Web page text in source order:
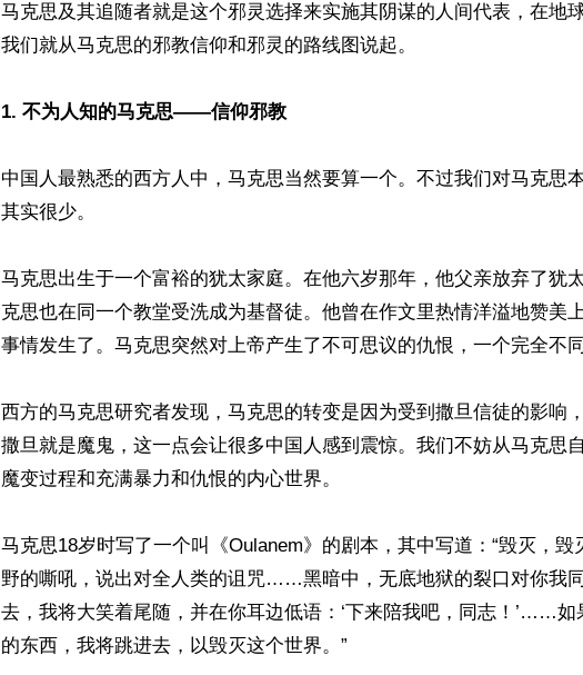
马克思及其追随者就是这个邪灵选择来实施其阴谋的人间代表，在地
我们就从马克思的邪教信仰和邪灵的路线图说起。
1. 不为人知的马克思——信仰邪教
中国人最熟悉的西方人中，马克思当然要算一个。不过我们对马克思
其实很少。
马克思出生于一个富裕的犹太家庭。在他六岁那年，他父亲放弃了犹
克思也在同一个教堂受洗成为基督徒。他曾在作文里热情洋溢地赞美
事情发生了。马克思突然对上帝产生了不可思议的仇恨，一个完全不
西方的马克思研究者发现，马克思的转变是因为受到撒旦信徒的影响
撒旦就是魔鬼，这一点会让很多中国人感到震惊。我们不妨从马克思
魔变过程和充满暴力和仇恨的内心世界。
马克思18岁时写了一个叫《Oulanem》的剧本，其中写道：“毁灭，
野的嘶吼，说出对全人类的诅咒……黑暗中，无底地狱的裂口对你我
去，我将大笑着尾随，并在你耳边低语：‘下来陪我吧，同志！’……如
的东西，我将跳进去，以毁灭这个世界。”